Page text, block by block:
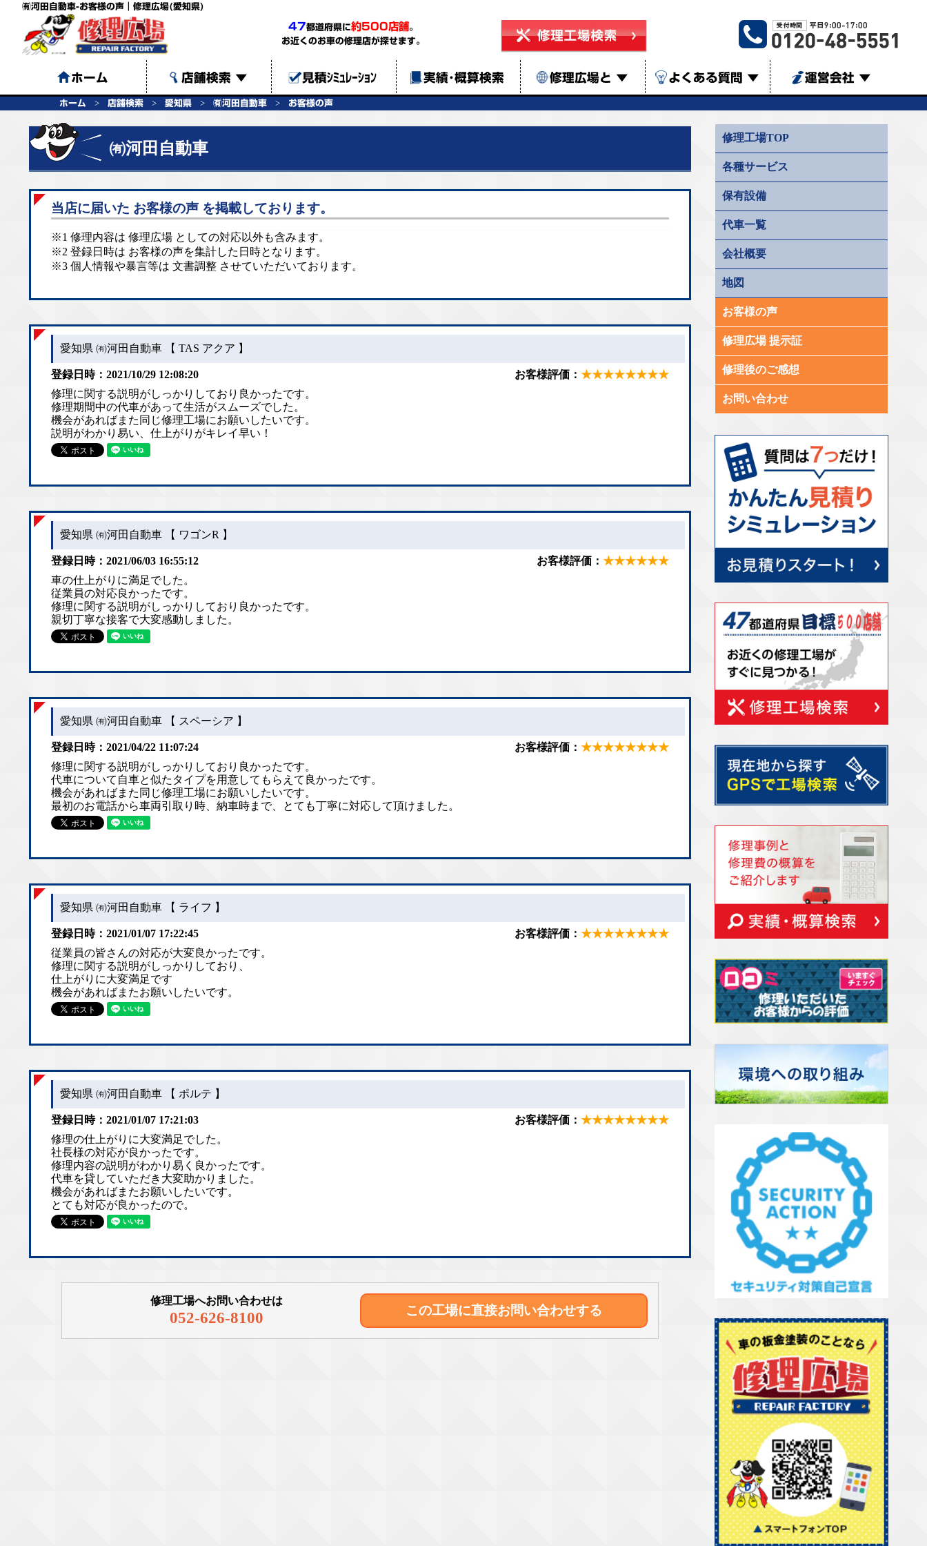
㈲河田自動車-お客様の声｜修理広場(愛知県)
47都道府県に約500店舗。
お近くのお車の修理店が探せます。
ホーム 店舗検索 ▼ 見積ｼﾐｭﾚｰｼｮﾝ 実績･概算検索 修理広場と ▼ よくある質問 ▼ 運営会社 ▼
ホーム 店舗検索 愛知県 ㈲河田自動車 お客様の声
㈲河田自動車
当店に届いた お客様の声 を掲載しております。
※1 修理内容は 修理広場 としての対応以外も含みます。
※2 登録日時は お客様の声を集計した日時となります。
※3 個人情報や暴言等は 文書調整 させていただいております。
愛知県 ㈲河田自動車 【 TAS アクア 】
登録日時：2021/10/29 12:08:20 お客様評価： ★★★★★★★★
修理に関する説明がしっかりしており良かったです。
修理期間中の代車があって生活がスムーズでした。
機会があればまた同じ修理工場にお願いしたいです。
説明がわかり易い、仕上がりがキレイ早い！
愛知県 ㈲河田自動車 【 ワゴンR 】
登録日時：2021/06/03 16:55:12 お客様評価： ★★★★★★
車の仕上がりに満足でした。
従業員の対応良かったです。
修理に関する説明がしっかりしており良かったです。
親切丁寧な接客で大変感動しました。
愛知県 ㈲河田自動車 【 スペーシア 】
登録日時：2021/04/22 11:07:24 お客様評価： ★★★★★★★★
修理に関する説明がしっかりしており良かったです。
代車について自車と似たタイプを用意してもらえて良かったです。
機会があればまた同じ修理工場にお願いしたいです。
最初のお電話から車両引取り時、納車時まで、とても丁寧に対応して頂けました。
愛知県 ㈲河田自動車 【 ライフ 】
登録日時：2021/01/07 17:22:45 お客様評価： ★★★★★★★★
従業員の皆さんの対応が大変良かったです。
修理に関する説明がしっかりしており、
仕上がりに大変満足です
機会があればまたお願いしたいです。
愛知県 ㈲河田自動車 【 ポルテ 】
登録日時：2021/01/07 17:21:03 お客様評価： ★★★★★★★★
修理の仕上がりに大変満足でした。
社長様の対応が良かったです。
修理内容の説明がわかり易く良かったです。
代車を貸していただき大変助かりました。
機会があればまたお願いしたいです。
とても対応が良かったので。
修理工場へお問い合わせは
052-626-8100 この工場に直接お問い合わせする
修理工場TOP
各種サービス
保有設備
代車一覧
会社概要
地図
お客様の声
修理広場 提示証
修理後のご感想
お問い合わせ